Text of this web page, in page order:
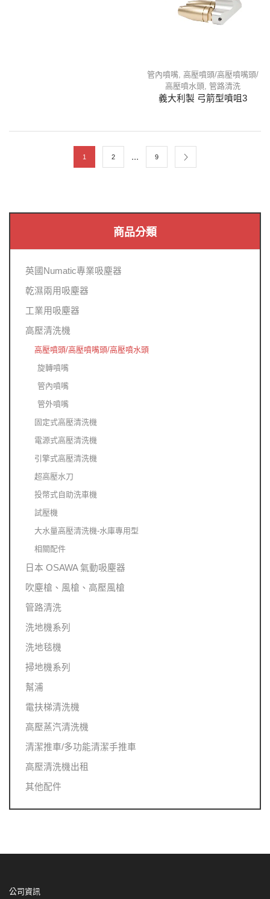
管內噴嘴, 高壓噴頭/高壓噴嘴頭/
高壓噴水頭, 管路清洗
義大利製 弓箭型噴咀3
1 2 ... 9
商品分類
英國Numatic專業吸塵器
乾濕兩用吸塵器
工業用吸塵器
高壓清洗機
高壓噴頭/高壓噴嘴頭/高壓噴水頭
旋轉噴嘴
管內噴嘴
管外噴嘴
固定式高壓清洗機
電源式高壓清洗機
引擎式高壓清洗機
超高壓水刀
投幣式自助洗車機
試壓機
大水量高壓清洗機-水庫專用型
相關配件
日本 OSAWA 氣動吸塵器
吹塵槍、風槍、高壓風槍
管路清洗
洗地機系列
洗地毯機
掃地機系列
幫浦
電扶梯清洗機
高壓蒸汽清洗機
清潔推車/多功能清潔手推車
高壓清洗機出租
其他配件
公司資訊